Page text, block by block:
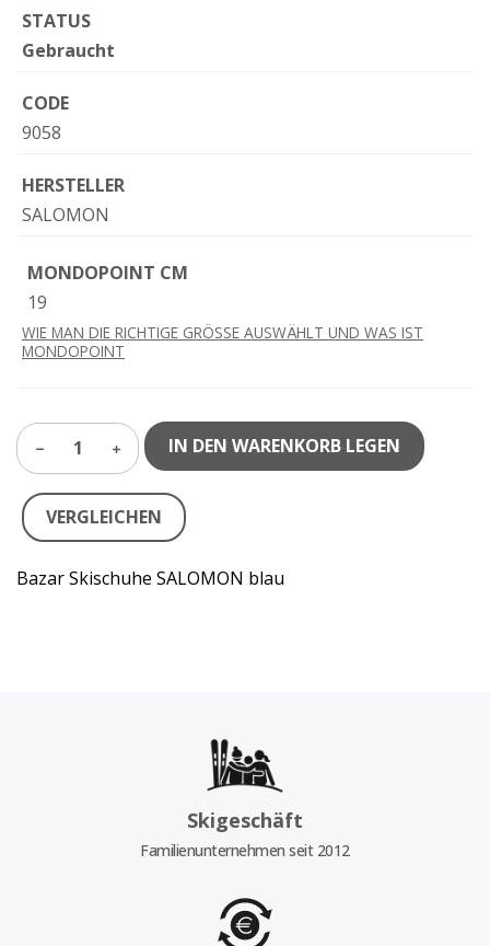
STATUS
Gebraucht
CODE
9058
HERSTELLER
SALOMON
MONDOPOINT CM
19
WIE MAN DIE RICHTIGE GRÖSSE AUSWÄHLT UND WAS IST
MONDOPOINT
1 IN DEN WARENKORB LEGEN
VERGLEICHEN
Bazar Skischuhe SALOMON blau
Skigeschäft
Familienunternehmen seit 2012